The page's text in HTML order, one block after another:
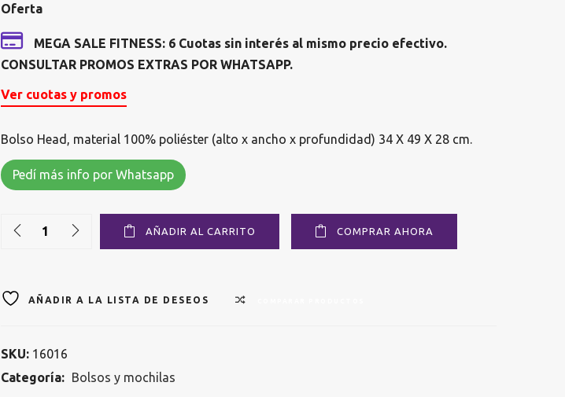
era:
$46.900.
Oferta
MEGA SALE FITNESS: 6 Cuotas sin interés al mismo precio efectivo.
CONSULTAR PROMOS EXTRAS POR WHATSAPP.
Ver cuotas y promos
Bolso Head, material 100% poliéster (alto x ancho x profundidad) 34 X 49 X 28 cm.
Pedí más info por Whatsapp
Quantity AÑADIR AL CARRITO COMPRAR AHORA
AÑADIR A LA LISTA DE DESEOS
SKU: 16016
Categoría: Bolsos y mochilas